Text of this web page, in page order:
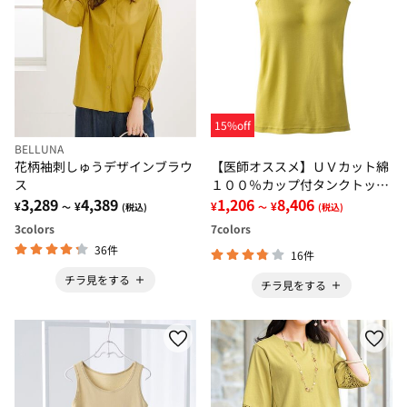
BELLUNA
花柄袖刺しゅうデザインブラウ
ス
¥3,289 ～ ¥4,389 (税込)
3colors
36件
チラ見をする
15%off
【医師オススメ】ＵＶカット綿
１００％カップ付タンクトップ
６色組＜カラフルコットン＞
¥1,206 ～ ¥8,406 (税込)
7colors
16件
チラ見をする